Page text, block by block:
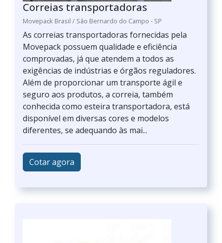
Correias transportadoras
Movepack Brasil / São Bernardo do Campo - SP
As correias transportadoras fornecidas pela
Movepack possuem qualidade e eficiência
comprovadas, já que atendem a todos as
exigências de indústrias e órgãos reguladores.
Além de proporcionar um transporte ágil e
seguro aos produtos, a correia, também
conhecida como esteira transportadora, está
disponível em diversas cores e modelos
diferentes, se adequando às mai...
Cotar agora